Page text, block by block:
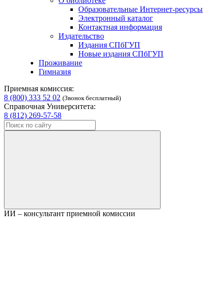
Образовательные Интернет-ресурсы
Электронный каталог
Контактная информация
Издательство
Издания СПбГУП
Новые издания СПбГУП
Проживание
Гимназия
Приемная комиссия:
8 (800) 333 52 02 (Звонок бесплатный)
Справочная Университета:
8 (812) 269-57-58
ИИ – консультант приемной комиссии